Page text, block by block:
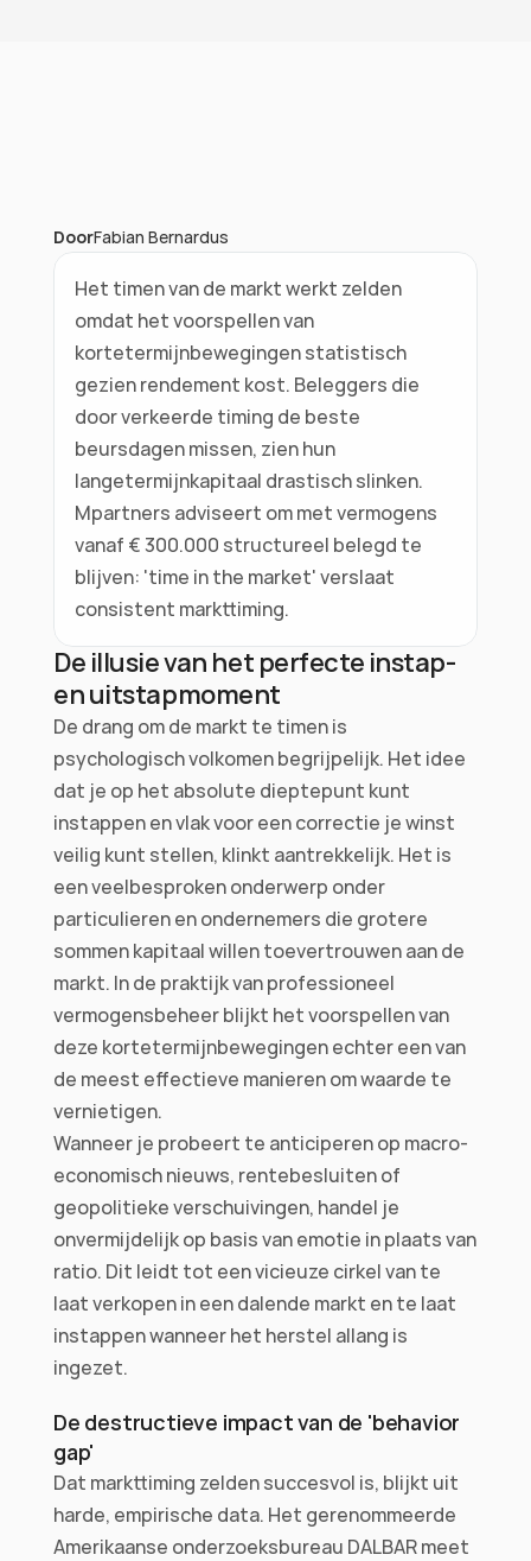
DoorFabian Bernardus
Het timen van de markt werkt zelden
omdat het voorspellen van
kortetermijnbewegingen statistisch
gezien rendement kost. Beleggers die
door verkeerde timing de beste
beursdagen missen, zien hun
langetermijnkapitaal drastisch slinken.
Mpartners adviseert om met vermogens
vanaf € 300.000 structureel belegd te
blijven: 'time in the market' verslaat
consistent markttiming.
De illusie van het perfecte instap-
en uitstapmoment
De drang om de markt te timen is
psychologisch volkomen begrijpelijk. Het idee
dat je op het absolute dieptepunt kunt
instappen en vlak voor een correctie je winst
veilig kunt stellen, klinkt aantrekkelijk. Het is
een veelbesproken onderwerp onder
particulieren en ondernemers die grotere
sommen kapitaal willen toevertrouwen aan de
markt. In de praktijk van professioneel
vermogensbeheer blijkt het voorspellen van
deze kortetermijnbewegingen echter een van
de meest effectieve manieren om waarde te
vernietigen.
Wanneer je probeert te anticiperen op macro-
economisch nieuws, rentebesluiten of
geopolitieke verschuivingen, handel je
onvermijdelijk op basis van emotie in plaats van
ratio. Dit leidt tot een vicieuze cirkel van te
laat verkopen in een dalende markt en te laat
instappen wanneer het herstel allang is
ingezet.
De destructieve impact van de 'behavior
gap'
Dat markttiming zelden succesvol is, blijkt uit
harde, empirische data. Het gerenommeerde
Amerikaanse onderzoeksbureau DALBAR meet